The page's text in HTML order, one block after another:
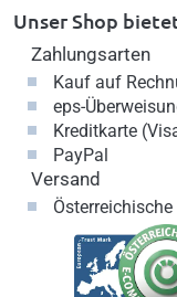
Unser Shop
Zahlungsarten
Kauf auf
eps-
Kreditkarte
PayPal
Versand
Österreichische